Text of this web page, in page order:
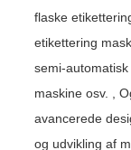
flaske
etikettering
semi-
maskine osv. ,
avancerede
og udvikling af